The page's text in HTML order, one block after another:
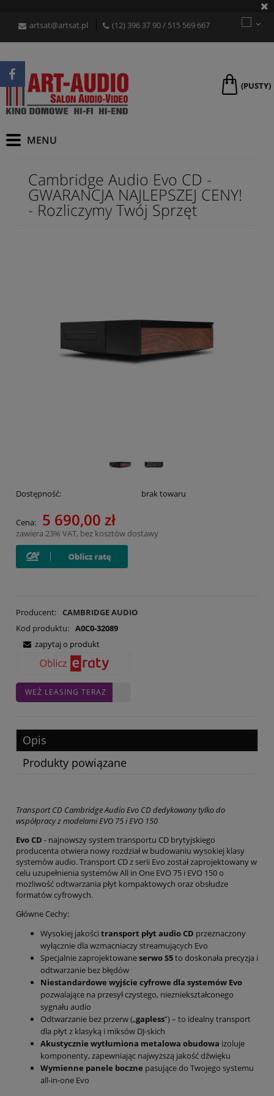
artsat@artsat.pl (12) 396 37 90/ 515 569 667
(PUSTY)
Cambridge Audio Evo CD -
GWARANCJA NAJLEPSZEJ CENY!
- Rozliczymy Twój Sprzęt
Dostępność: brak towaru
Cena: 5 690,00 zł
zawiera 23% VAT, bez kosztów dostawy
Producent: CAMBRIDGE AUDIO
Kod produktu: A0C0-32089
zapytaj o produkt
WEŹ LEASING TERAZ
Opis
Produkty powiązane
Transport CD Cambridge Audio Evo CD dedykowany tylko do
współpracy z modelami EVO 75 i EVO 150
Evo CD - najnowszy system transportu CD brytyjskiego
producenta otwiera nowy rozdział w budowaniu wysokiej klasy
systemów audio. Transport CD z serii Evo został zaprojektowany w
celu uzupełnienia systemów All in One EVO 75 i EVO 150 o
możliwość odtwarzania płyt kompaktowych oraz obsłudze
formatów cyfrowych.
Główne Cechy:
Wysokiej jakości transport płyt audio CD przeznaczony
wyłącznie dla wzmacniaczy streamujących Evo
Specjalnie zaprojektowaneserwo S5to doskonała precyzja i
odtwarzanie bez błędów
Niestandardowe wyjście cyfrowe dla systemów Evo
pozwalające na przesył czystego, niezniekształconego
sygnału audio
Odtwarzanie bez przerw („gapless”) – to idealny transport
dla płyt z klasyką i miksów DJ-skich
Akustycznie wytłumiona metalowa obudowa izoluje
komponenty, zapewniając najwyższą jakość dźwięku
Wymienne panele boczne pasujące do Twojego systemu
all-in-one Evo